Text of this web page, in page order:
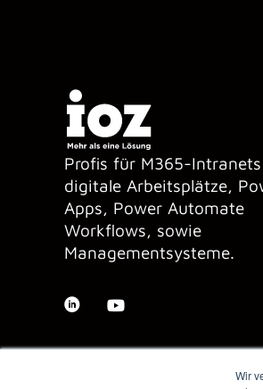
Wir
Profis für M365-
digitale Arbeitsplätze,
Apps, Power Automate
Workflows, sowie
Managementsysteme.